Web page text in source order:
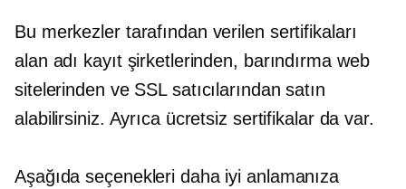
Bu merkezler tarafından verilen sertifikaları
alan adı kayıt şirketlerinden, barındırma web
sitelerinden ve SSL satıcılarından satın
alabilirsiniz. Ayrıca ücretsiz sertifikalar da var.
Aşağıda seçenekleri daha iyi anlamanıza